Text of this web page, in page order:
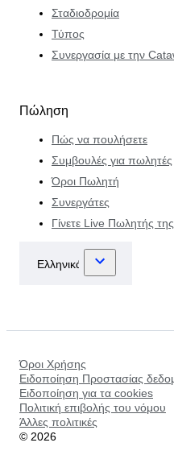
Σταδιοδρομία
Τύπος
Συνεργασία με την
Πώληση
Πώς να πουλήσετε
Συμβουλές για πωλητές
Όροι Πωλητή
Συνεργάτες
Γίνετε Live Πωλητής
Όροι Χρήσης
Ειδοποίηση Προστασίας
Ειδοποίηση για τα cookies
Πολιτική επιβολής του νόμου
Άλλες πολιτικές
© 2026